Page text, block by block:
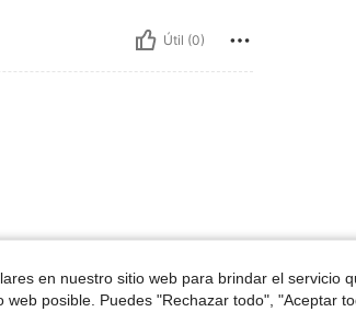
Útil (0)
Útil (0)
en nuestro sitio web para brindar el servicio
posible. Puedes "Rechazar todo", "Aceptar